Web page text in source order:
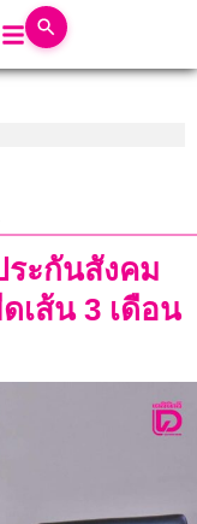
ระกันสังคม
เส้น 3 เดือน